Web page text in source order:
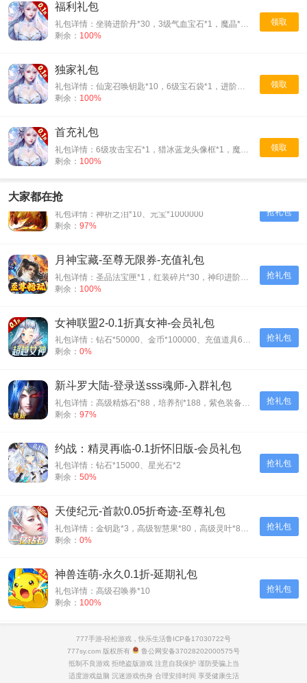
领取
福利礼包
礼包详情：坐骑进阶丹*30，3级气血宝石*1，魔晶*5000
剩余： 100%
领取
独家礼包
礼包详情：仙宠召唤钥匙*10，6级宝石袋*1，进阶丹礼包*50
剩余： 100%
领取
首充礼包
剩余： 100%
大家都在抢
抢礼包
烈火斩-专属千倍爆-入群礼包
礼包详情：神祈之泪*10、元宝*1000000
剩余： 97%
抢礼包
月神宝藏-至尊无限券-充值礼包
礼包详情：圣品法宝匣*1，红装碎片*30，神印进阶石*30
剩余： 100%
抢礼包
女神联盟2-0.1折真女神-会员礼包
剩余： 0%
抢礼包
新斗罗大陆-登录送sss魂师-入群礼包
剩余： 97%
抢礼包
约战：精灵再临-0.1折怀旧版-会员礼包
礼包详情：钻石*15000、星光石*2
剩余： 50%
抢礼包
天使纪元-首款0.05折奇迹-至尊礼包
剩余： 0%
抢礼包
神兽连萌-永久0.1折-延期礼包
礼包详情：高级召唤券*10
剩余： 100%
新盗墓笔记-0.1折正版IP授权-豪华礼包
剩余：0%
777手游-轻松游戏，快乐生活鲁ICP备17030722号
777sy.com 版权所有
鲁公网安备37028202000575号
抵制不良游戏 拒绝盗版游戏 注意自我保护 谨防受骗上当
适度游戏益脑 沉迷游戏伤身 合理安排时间 享受健康生活